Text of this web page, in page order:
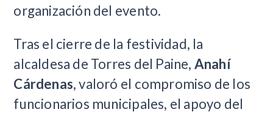
organización del evento.
Tras el cierre de la festividad, la
alcaldesa de Torres del Paine, Anahí
Cárdenas, valoró el compromiso de los
funcionarios municipales, el apoyo del